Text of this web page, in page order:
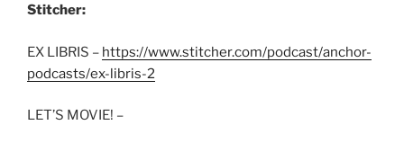
Stitcher:
EX LIBRIS – https://www.stitcher.com/podcast/anchor-
podcasts/ex-libris-2
LET’S MOVIE! –